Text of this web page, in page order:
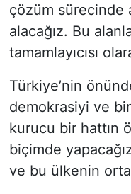
çözüm sürecinde
alacağız. Bu
tamamlayıcısı
Türkiye’nin
demokrasiyi ve
kurucu bir hattın
biçimde
ve bu ülkenin